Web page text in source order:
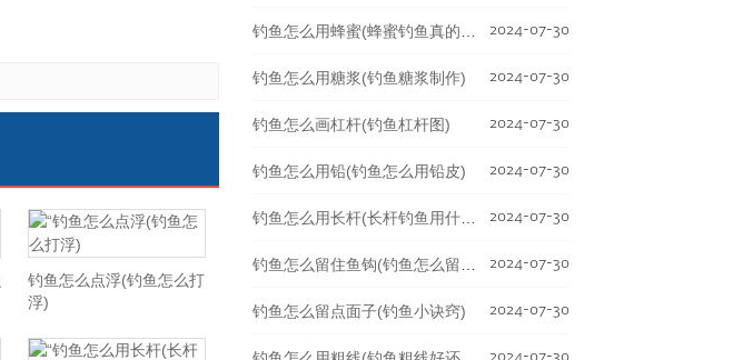
钓鱼怎么点浮(钓鱼怎么打
浮)
2024-07-30
钓鱼怎么用蜂蜜(蜂蜜钓鱼真的有用吗)
2024-07-30
钓鱼怎么用糖浆(钓鱼糖浆制作)
2024-07-30
钓鱼怎么画杠杆(钓鱼杠杆图)
2024-07-30
钓鱼怎么用铅(钓鱼怎么用铅皮)
2024-07-30
钓鱼怎么用长杆(长杆钓鱼用什么饵料)
2024-07-30
钓鱼怎么留住鱼钩(钓鱼怎么留住鱼钩视频)
2024-07-30
钓鱼怎么留点面子(钓鱼小诀窍)